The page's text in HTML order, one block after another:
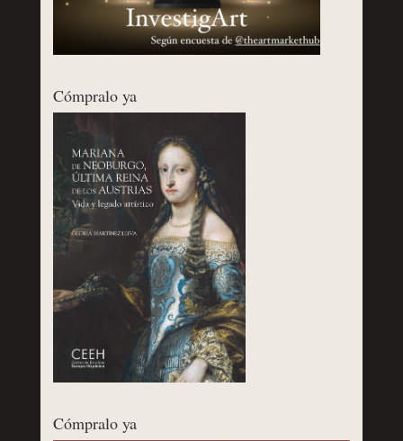
Cómpralo ya
Cómpralo ya